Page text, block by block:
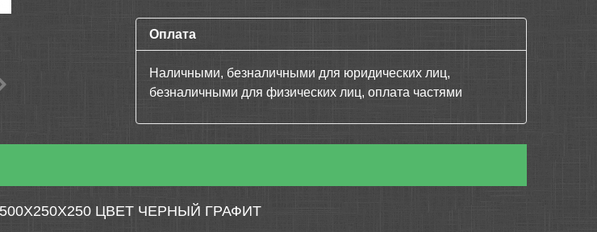
Оплата
Наличными, безналичными для юридических лиц,
безналичными для физических лиц, оплата частями
500Х250Х250 ЦВЕТ ЧЕРНЫЙ ГРАФИТ